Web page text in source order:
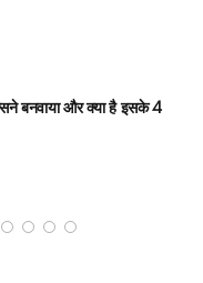
घमंडी मोर और समझदार चिड़िया: